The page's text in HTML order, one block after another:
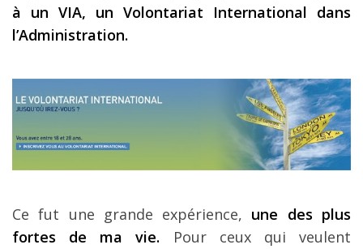
Podcast
Préparer son voyage
LA LETTRE
Le logement en voyage
à un VIA, un Volontariat International dans
l’Administration.
Ce fut une grande expérience, une des plus
fortes de ma vie.
Pour ceux qui veulent